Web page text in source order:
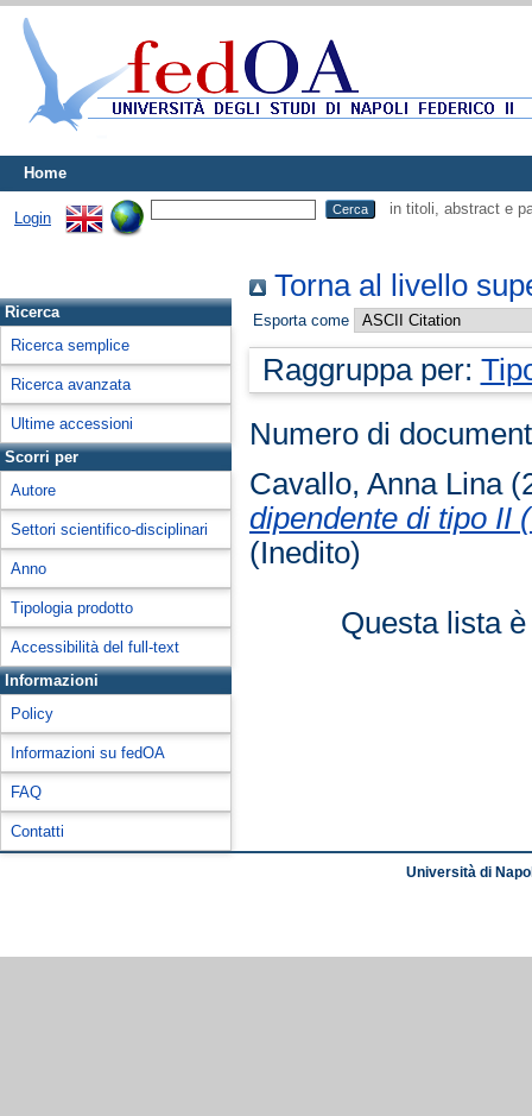
Home
Login
in titoli, abstract e
Ricerca
Ricerca semplice
Ricerca avanzata
Ultime accessioni
Scorri per
Autore
Settori scientifico-disciplinari
Anno
Tipologia prodotto
Accessibilità del full-text
Informazioni
Policy
Informazioni su fedOA
FAQ
Contatti
Torna al livello
Esporta come
Raggruppa per:
Numero di
Cavallo, Anna Lina
dipendente di tipo II
(Inedito)
Questa lista
Università di